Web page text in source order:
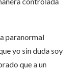
paranormal
yo sin duda soy
que a un